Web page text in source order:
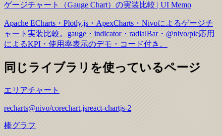
ゲージチャート（Gauge Chart）の実装比較 | UI Memo
Apache ECharts・Plotly.js・ApexCharts・Nivoによるゲージチ
ャート実装比較。gauge・indicator・radialBar・@nivo/pie応用
によるKPI・使用率表示のデモ・コード付き。
同じライブラリを使っているページ
エリアチャート
recharts@nivo/corechart.jsreact-chartjs-2
棒グラフ